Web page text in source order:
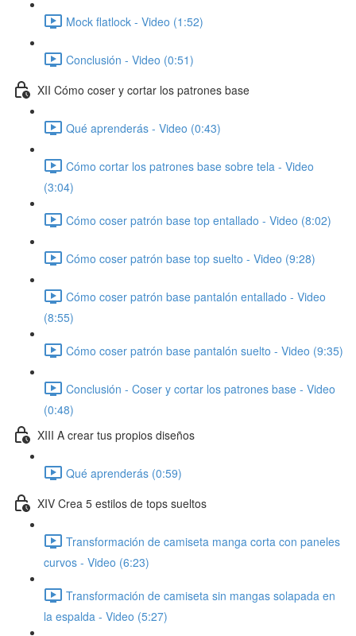
Mock flatlock - Video (1:52)
Conclusión - Video (0:51)
XII Cómo coser y cortar los patrones base
Qué aprenderás - Video (0:43)
Cómo cortar los patrones base sobre tela - Video
(3:04)
Cómo coser patrón base top entallado - Video (8:02)
Cómo coser patrón base top suelto - Video (9:28)
Cómo coser patrón base pantalón entallado - Video
(8:55)
Cómo coser patrón base pantalón suelto - Video (9:35)
Conclusión - Coser y cortar los patrones base - Video
(0:48)
XIII A crear tus propios diseños
Qué aprenderás (0:59)
XIV Crea 5 estilos de tops sueltos
Transformación de camiseta manga corta con paneles
curvos - Video (6:23)
Transformación de camiseta sin mangas solapada en
la espalda - Video (5:27)